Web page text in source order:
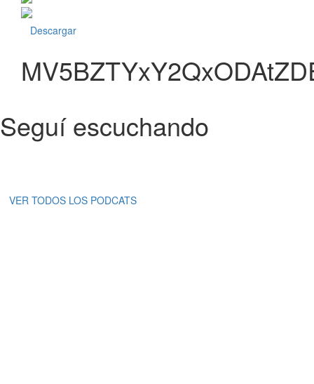
Descargar
Seguí escuchando
VER TODOS LOS PODCATS